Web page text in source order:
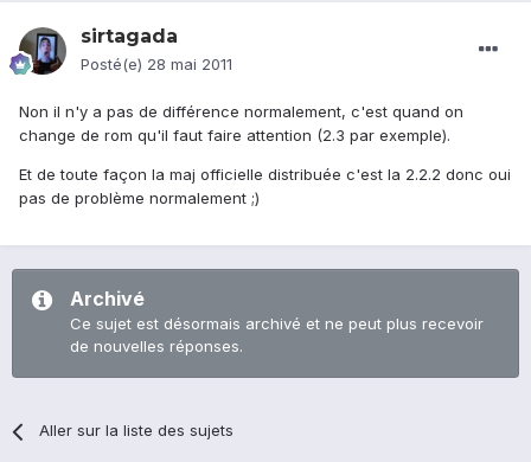
sirtagada
Posté(e) 28 mai 2011
Non il n'y a pas de différence normalement, c'est quand on
change de rom qu'il faut faire attention (2.3 par exemple).
Et de toute façon la maj officielle distribuée c'est la 2.2.2 donc oui
pas de problème normalement ;)
Archivé
Ce sujet est désormais archivé et ne peut plus recevoir
de nouvelles réponses.
Aller sur la liste des sujets